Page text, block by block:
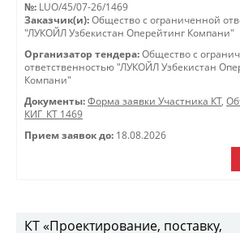
№: LUO/45/07-26/1469
Заказчик(и): Общество с ограниченной
"ЛУКОЙЛ Узбекистан Оперейтинг Компани"
Организатор тендера: Общество с
ответственностью "ЛУКОЙЛ Узбекистан
Компани"
Документы: Форма заявки Участника КТ,
КИГ_КТ 1469
Прием заявок до: 18.08.2026
КТ «Проектирование, поставку,